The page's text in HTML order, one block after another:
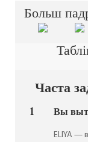
Больш
Часта
1 Вы
ELIYA —